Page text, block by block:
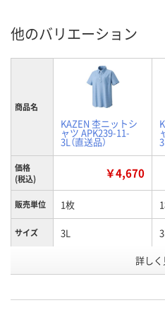
他のバリエーション
商品名
KAZEN 杢ニットシ
ャツ APK239-11-
3L（直送品）
価格
(税込)
￥4,670
販売単位 1枚
サイズ 3L
号
詳しく